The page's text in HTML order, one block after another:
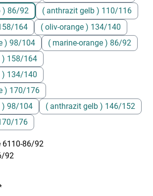
) 86/92
( anthrazit gelb ) 110/116
164
( oliv-orange ) 134/140
) 98/104
( marine-orange ) 86/92
) 158/164
) 134/140
) 170/176
) 98/104
( anthrazit gelb ) 146/152
176
6110-86/92
92